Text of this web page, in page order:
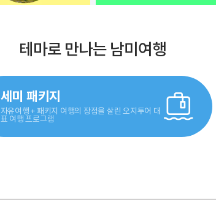
테마로 만나는 남미여행
세미 패키지
자유여행 + 패키지 여행의 장점을 살린 오지투어 대
표 여행 프로그램